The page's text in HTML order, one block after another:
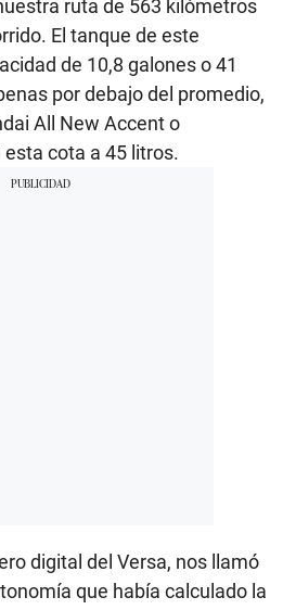
ruta de 563 kilómetros
El tanque de este
de 10,8 galones o 41
por debajo del promedio,
All New Accent o
cota a 45 litros.
digital del Versa, nos llamó
que había calculado la